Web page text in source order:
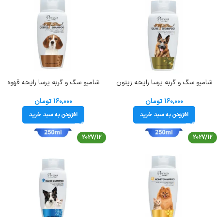
شامپو سگ و گربه پرسا رایحه زیتون
Shampoo
۱۶۰,۰۰۰ تومان
افزودن به سبد خرید
شامپو سگ و گربه پرسا رایحه قهوه
Shampoo
۱۶۰,۰۰۰ تومان
افزودن به سبد خرید
2027/12
2027/12